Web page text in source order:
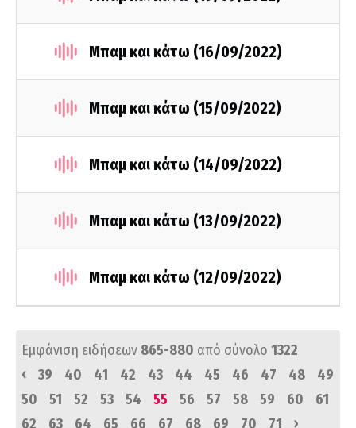
Μπαμ και κάτω (16/09/2022)
Μπαμ και κάτω (15/09/2022)
Μπαμ και κάτω (14/09/2022)
Μπαμ και κάτω (13/09/2022)
Μπαμ και κάτω (12/09/2022)
Εμφάνιση ειδήσεων 865-880 από σύνολο 1322
‹
39 40 41 42 43 44 45 46 47 48
49
50
51 52 53 54 55 56 57 58 59 60
61
62
63 64 65 66 67 68 69 70 71 ›